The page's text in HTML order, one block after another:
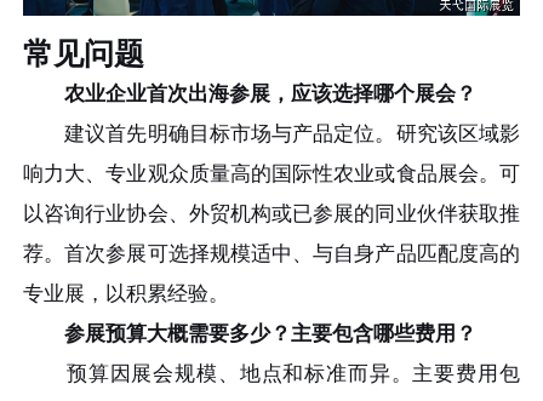
常见问题
农业企业首次出海参展，应该选择哪个展会？
建议首先明确目标市场与产品定位。研究该区域影
响力大、专业观众质量高的国际性农业或食品展会。可
以咨询行业协会、外贸机构或已参展的同业伙伴获取推
荐。首次参展可选择规模适中、与自身产品匹配度高的
专业展，以积累经验。
参展预算大概需要多少？主要包含哪些费用？
预算因展会规模、地点和标准而异。主要费用包